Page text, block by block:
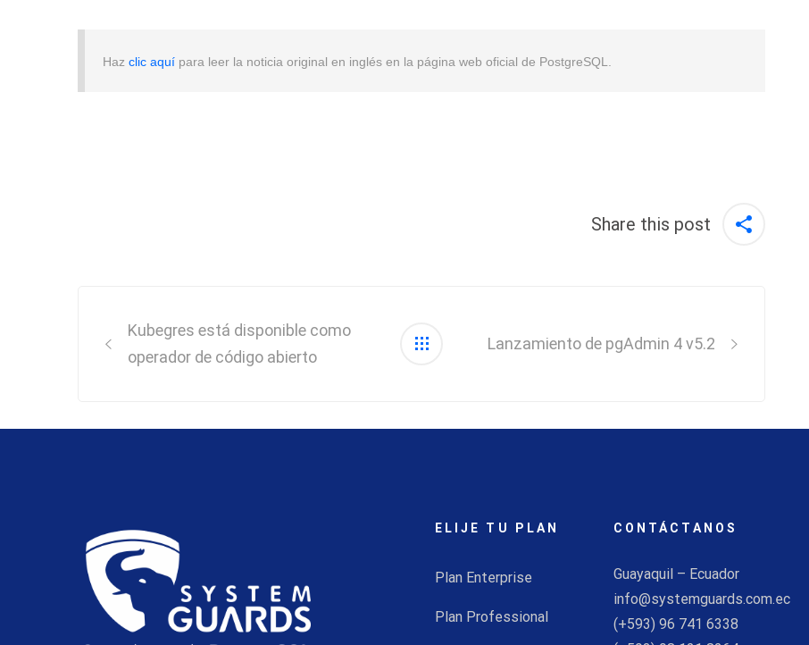
Haz clic aquí para leer la noticia original en inglés en la página web oficial de PostgreSQL.
Share this post
navigation
Kubegres está disponible como
operador de código abierto
Lanzamiento de pgAdmin 4 v5.2
ELIJE TU PLAN
Plan Enterprise
Plan Professional
CONTÁCTANOS
Guayaquil – Ecuador
info@systemguards.com.ec
(+593) 96 741 6338